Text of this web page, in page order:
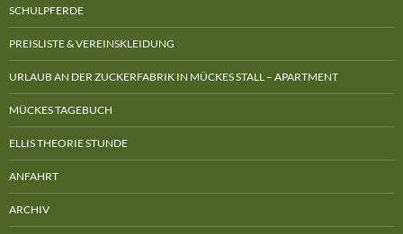
SCHULPFERDE
PREISLISTE & VEREINSKLEIDUNG
URLAUB AN DER ZUCKERFABRIK IN MÜCKES STALL – APARTMENT
MÜCKES TAGEBUCH
ELLIS THEORIE STUNDE
ANFAHRT
ARCHIV